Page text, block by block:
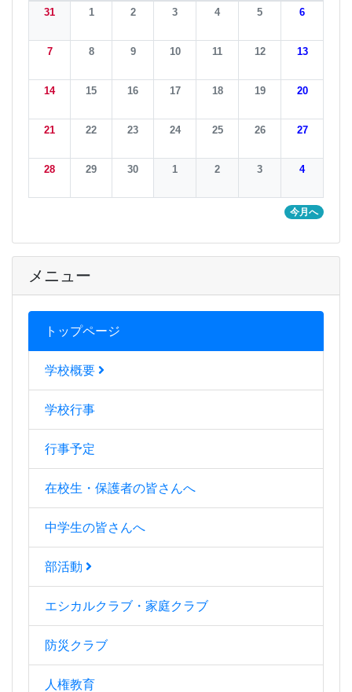
メニュー
トップページ
学校概要
学校行事
行事予定
在校生・保護者の皆さんへ
中学生の皆さんへ
部活動
エシカルクラブ・家庭クラブ
防災クラブ
人権教育
31 1 2 3 4 5 6
7 8 9 10 11 12 13
14 15 16 17 18 19 20
21 22 23 24 25 26 27
28 29 30 1 2 3 4
今月へ